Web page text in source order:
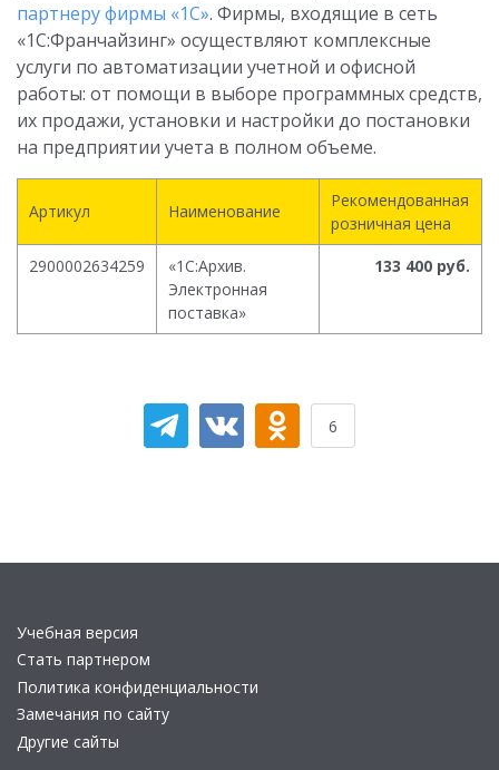
партнеру фирмы «1С». Фирмы, входящие в сеть
«1С:Франчайзинг» осуществляют комплексные
услуги по автоматизации учетной и офисной
работы: от помощи в выборе программных средств,
их продажи, установки и настройки до постановки
на предприятии учета в полном объеме.
Артикул Наименование
Рекомендованная
розничная цена
2900002634259
«1С:Архив.
Электронная
поставка»
133 400 руб.
6
Учебная версия
Стать партнером
Политика конфиденциальности
Замечания по сайту
Другие сайты